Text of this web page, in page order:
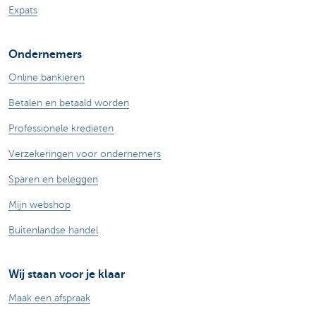
Expats
Ondernemers
Online bankieren
Betalen en betaald worden
Professionele kredieten
Verzekeringen voor ondernemers
Sparen en beleggen
Mijn webshop
Buitenlandse handel
Wij staan voor je klaar
Maak een afspraak